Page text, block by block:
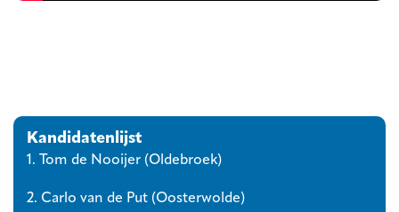
Kandidatenlijst
1. Tom de Nooijer (Oldebroek)
2. Carlo van de Put (Oosterwolde)